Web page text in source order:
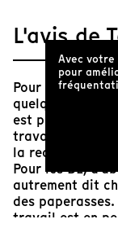
L'avis de
Pour qui a déjà
quelques rares
est
travail devrait
la recherche
Pour les DE,
autrement dit
des
travail est en
Avec votre
pour